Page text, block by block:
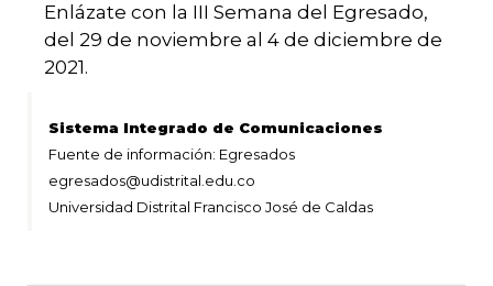
Enlázate con la III Semana del Egresado,
del 29 de noviembre al 4 de diciembre de
2021.
Sistema Integrado de Comunicaciones
Fuente de información: Egresados
egresados@udistrital.edu.co
Universidad Distrital Francisco José de Caldas